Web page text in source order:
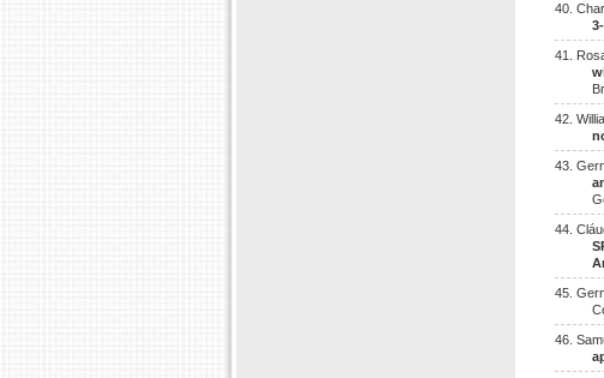
40.
41.
42.
43.
44.
45.
46.